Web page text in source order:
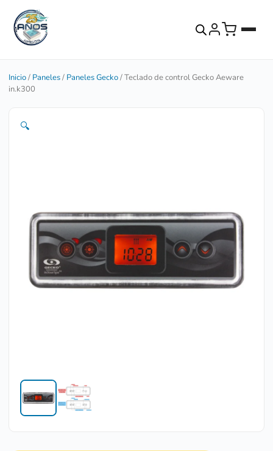
Inicio/ Paneles/ Paneles Gecko/ Teclado de control Gecko Aeware
in.k300
🔍